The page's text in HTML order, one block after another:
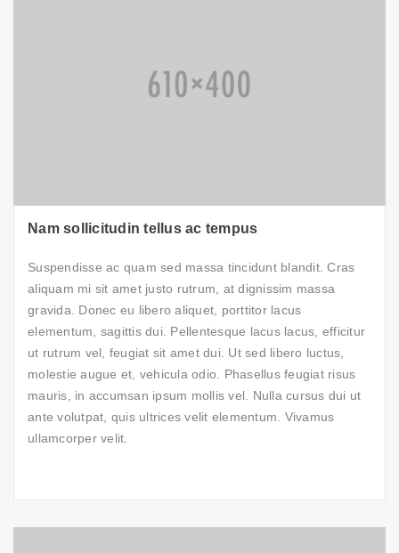
Nam sollicitudin tellus ac tempus
Suspendisse ac quam sed massa tincidunt blandit. Cras
aliquam mi sit amet justo rutrum, at dignissim massa
gravida. Donec eu libero aliquet, porttitor lacus
elementum, sagittis dui. Pellentesque lacus lacus, efficitur
ut rutrum vel, feugiat sit amet dui. Ut sed libero luctus,
molestie augue et, vehicula odio. Phasellus feugiat risus
mauris, in accumsan ipsum mollis vel. Nulla cursus dui ut
ante volutpat, quis ultrices velit elementum. Vivamus
ullamcorper velit.